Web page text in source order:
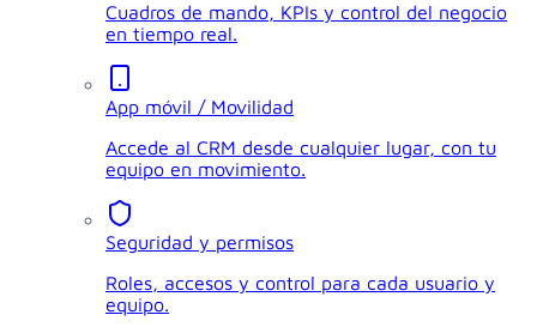
Cuadros de mando, KPIs y control del negocio
en tiempo real.
App móvil / Movilidad
Accede al CRM desde cualquier lugar, con tu
equipo en movimiento.
Seguridad y permisos
Roles, accesos y control para cada usuario y
equipo.